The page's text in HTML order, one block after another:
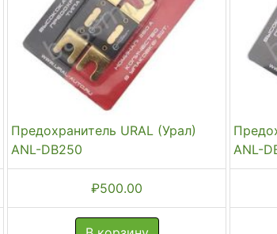
Предохранитель URAL (Урал)
ANL-DB250
₽500.00
ANL-